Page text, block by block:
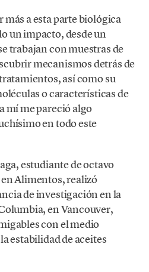
a esta parte biológica
un impacto, desde un
trabajan con muestras de
mecanismos detrás de
así como su
o características de
mí me pareció algo
en todo este
estudiante de octavo
Alimentos, realizó
de investigación en la
en Vancouver,
con el medio
estabilidad de aceites